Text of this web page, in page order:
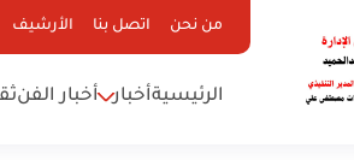
من نحن اتصل بنا الأرشيف
الرئيسيةأخبار أخبار الفن